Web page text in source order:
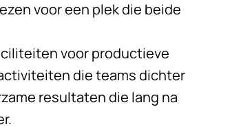
voor een plek die beide
voor productieve
die teams dichter
resultaten die lang na